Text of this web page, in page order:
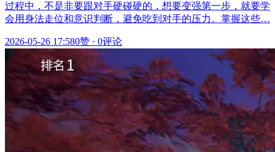
过程中，不是非要跟对手硬碰硬的，想要变强第一步，就要学
会用身法走位和意识判断，避免吃到对手的压力。掌握这些…
2026-05-26 17:580赞 · 0评论